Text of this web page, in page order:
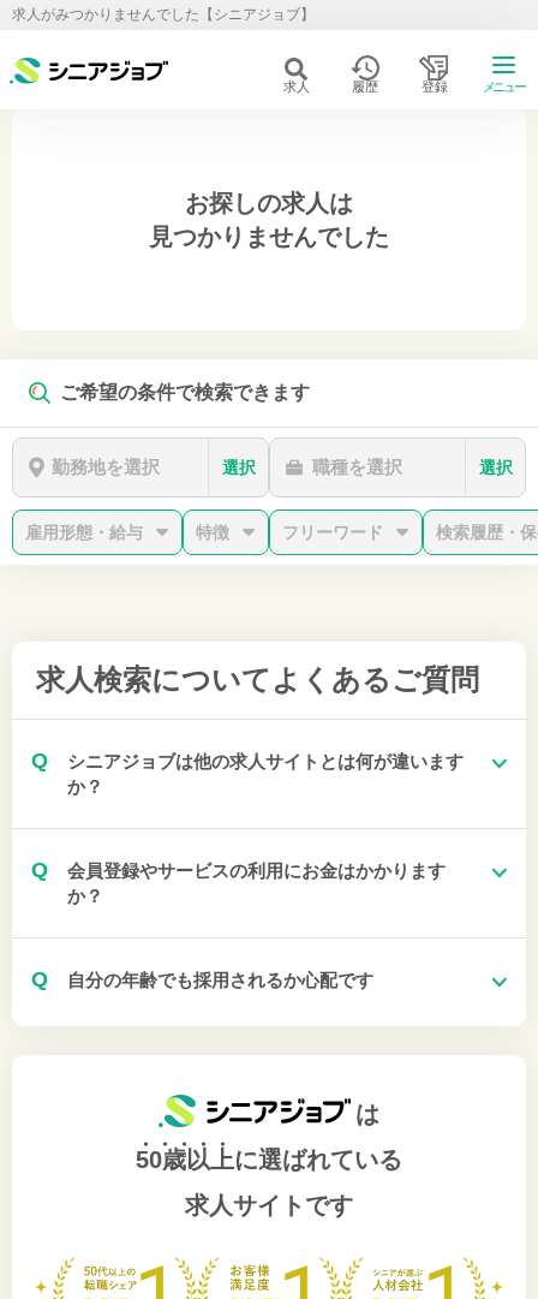
求人がみつかりませんでした【シニアジョブ】
求人 履歴 登録 メニュー
お探しの求人は
見つかりませんでした
ご希望の条件で検索できます
勤務地を選択 選択 職種を選択 選択
雇用形態・給与 特徴 フリーワード 検索履歴・
求人検索について よくあるご質問
Q
シニアジョブは他の求人サイトとは何が違います
か？
Q
会員登録やサービスの利用にお金はかかります
か？
Q 自分の年齢でも採用されるか心配です
は
50歳以上に選ばれている
求人サイトです